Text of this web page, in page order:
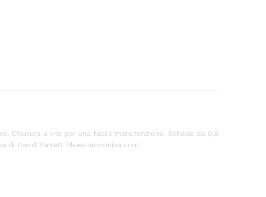
Chiusura a vite per una facile manutenzione. Schede da 0,9
di David Barrett BluesHarmonica.com.